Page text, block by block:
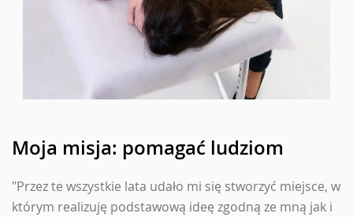
Moja misja: pomagać ludziom
"Przez te wszystkie lata udało mi się stworzyć miejsce, w
którym realizuję podstawową ideę zgodną ze mną jak i